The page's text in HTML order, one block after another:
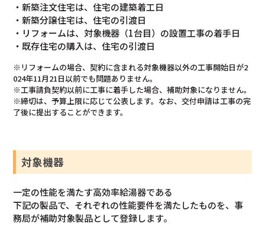
・新築注文住宅は、住宅の建築着工日
・新築分譲住宅は、住宅の引渡日
・リフォームは、対象機器（1台目）の設置工事の着手日
・既存住宅の購入は、住宅の引渡日
※リフォームの場合、契約に含まれる対象機器以外の工事開始日が2
024年11月21日以前でも問題ありません。
※工事請負契約以前に工事に着手した場合、補助対象になりません。
※締切は、予算上限に応じて公表します。なお、交付申請は工事の完
了後に提出することができます。
対象機器
一定の性能を満たす高効率給湯器である
下記の製品で、それぞれの性能要件を満たしたものを、事
務局が補助対象製品として登録します。